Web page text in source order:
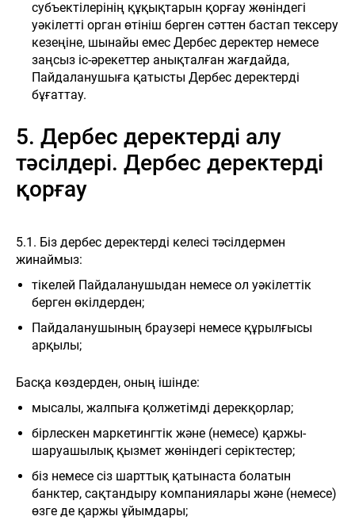
ЖАҢАЛЫҚТАР
субъектілерінің құқықтарын қорғау жөніндегі
уәкілетті орган өтініш берген сәттен бастап тексеру
кезеңіне, шынайы емес Дербес деректер немесе
заңсыз іс-әрекеттер анықталған жағдайда,
Пайдаланушыға қатысты Дербес деректерді
бұғаттау.
5. Дербес деректерді алу
тәсілдері. Дербес деректерді
қорғау
5.1. Біз дербес деректерді келесі тәсілдермен
жинаймыз:
тікелей Пайдаланушыдан немесе ол уәкілеттік
берген өкілдерден;
Пайдаланушының браузері немесе құрылғысы
арқылы;
Басқа көздерден, оның ішінде:
мысалы, жалпыға қолжетімді дерекқорлар;
бірлескен маркетингтік және (немесе) қаржы-
шаруашылық қызмет жөніндегі серіктестер;
біз немесе сіз шарттық қатынаста болатын
банктер, сақтандыру компаниялары және (немесе)
өзге де қаржы ұйымдары;